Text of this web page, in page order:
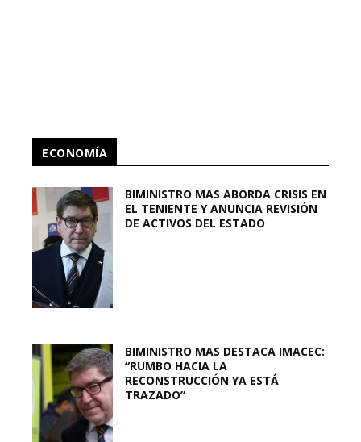
ECONOMÍA
BIMINISTRO MAS ABORDA CRISIS EN
EL TENIENTE Y ANUNCIA REVISIÓN
DE ACTIVOS DEL ESTADO
BIMINISTRO MAS DESTACA IMACEC:
“RUMBO HACIA LA
RECONSTRUCCIÓN YA ESTÁ
TRAZADO”